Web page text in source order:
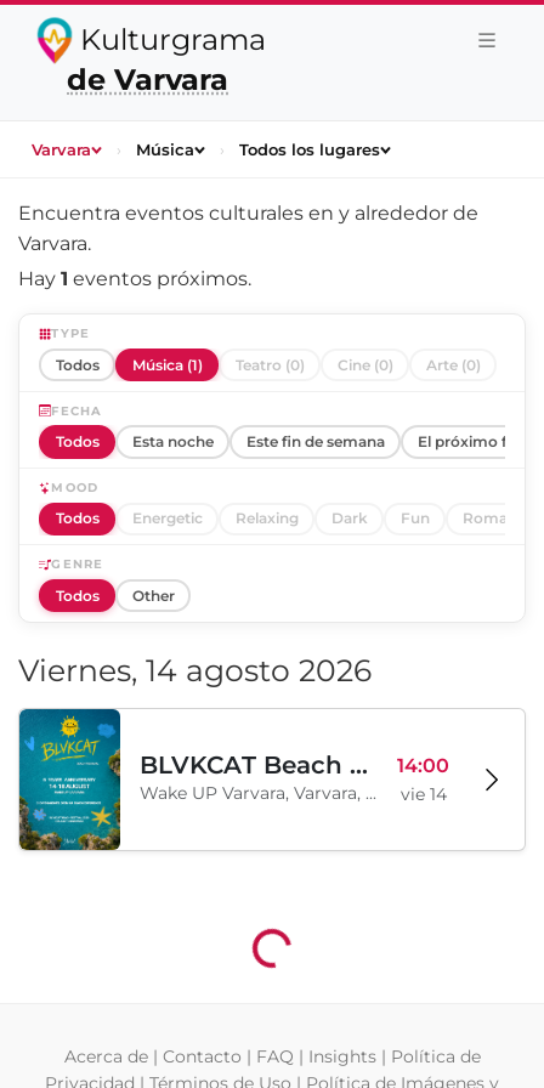
Kulturgrama
de Varvara
Varvara › Música › Todos los lugares
Encuentra eventos culturales en y alrededor de
Varvara.
Hay 1 eventos próximos.
TYPE
Todos Música (1) Teatro (0) Cine (0) Arte (0)
FECHA
Todos Esta noche Este fin de semana El próximo fin
MOOD
Todos Energetic Relaxing Dark Fun Romantic
GENRE
Todos Other
Viernes, 14 agosto 2026
BLVKCAT Beach Festival 2026, Wake up Varvara
Wake UP Varvara, Varvara, BG
14:00
vie 14
Cargando...
Acerca de| Contacto | FAQ | Insights| Política de
Privacidad | Términos de Uso | Política de Imágenes y